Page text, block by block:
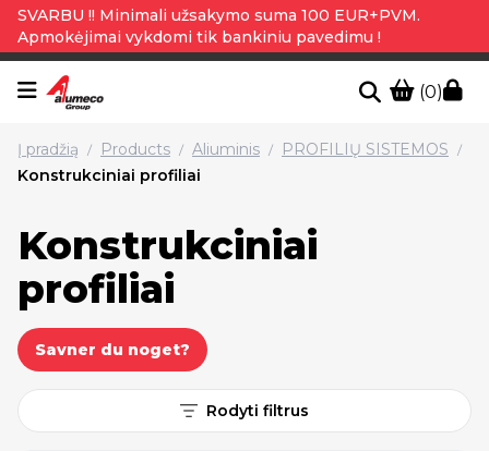
SVARBU !! Minimali užsakymo suma 100 EUR+PVM.
Apmokėjimai vykdomi tik bankiniu pavedimu !
(0)
Į pradžią / Products / Aliuminis / PROFILIŲ SISTEMOS /
Konstrukciniai profiliai
Konstrukciniai
profiliai
Savner du noget?
Rodyti filtrus